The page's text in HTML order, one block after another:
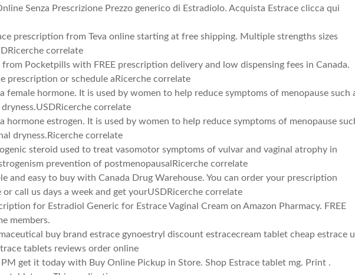
Senza Prescrizione Prezzo generico di Estradiolo. Acquista Estrace clicca qui
prescription from Teva online starting at free shipping. Multiple strengths sizes
correlate
from Pocketpills with FREE prescription delivery and low dispensing fees in Canada.
prescription or schedule aRicerche correlate
female hormone. It is used by women to help reduce symptoms of menopause such
correlate
hormone estrogen. It is used by women to help reduce symptoms of menopause
dryness.Ricerche correlate
steroid used to treat vasomotor symptoms of vulvar and vaginal atrophy in
prevention of postmenopausalRicerche correlate
and easy to buy with Canada Drug Warehouse. You can order your prescription
call us days a week and get yourUSDRicerche correlate
for Estradiol Generic for Estrace Vaginal Cream on Amazon Pharmacy. FREE
members.
buy brand estrace gynoestryl discount estracecream tablet cheap estrace
tablets reviews order online
get it today with Buy Online Pickup in Store. Shop Estrace tablet mg. Print .